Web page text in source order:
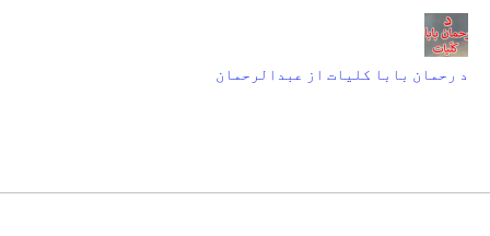
د رحمان بابا کلیات از عبدالرحمان